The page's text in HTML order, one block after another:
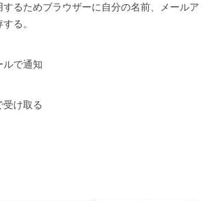
るためブラウザーに自分の名前、メールア
る。
ルで通知
受け取る